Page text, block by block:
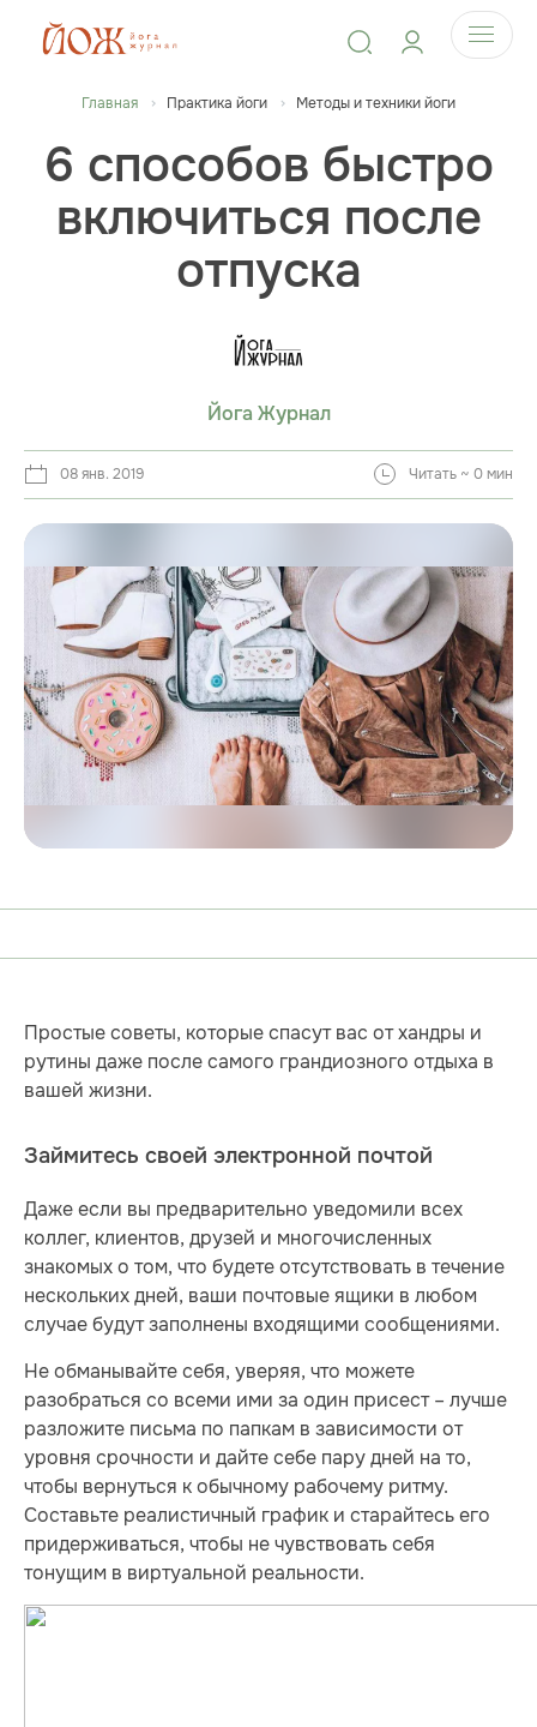
Главная Практика йоги Методы и техники йоги
6 способов быстро
включиться после
отпуска
Йога Журнал
08 янв. 2019 Читать ~ 0 мин
Простые советы, которые спасут вас от хандры и
рутины даже после самого грандиозного отдыха в
вашей жизни.
Займитесь своей электронной почтой
Даже если вы предварительно уведомили всех
коллег, клиентов, друзей и многочисленных
знакомых о том, что будете отсутствовать в течение
нескольких дней, ваши почтовые ящики в любом
случае будут заполнены входящими сообщениями.
Не обманывайте себя, уверяя, что можете
разобраться со всеми ими за один присест – лучше
разложите письма по папкам в зависимости от
уровня срочности и дайте себе пару дней на то,
чтобы вернуться к обычному рабочему ритму.
Составьте реалистичный график и старайтесь его
придерживаться, чтобы не чувствовать себя
тонущим в виртуальной реальности.